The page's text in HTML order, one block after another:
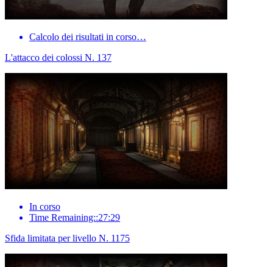
Calcolo dei risultati in corso…
L'attacco dei colossi N. 137
In corso
Time Remaining::27:29
Sfida limitata per livello N. 1175